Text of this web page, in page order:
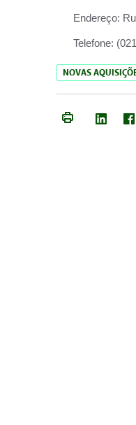
Endereço:
Telefone:
NOVAS